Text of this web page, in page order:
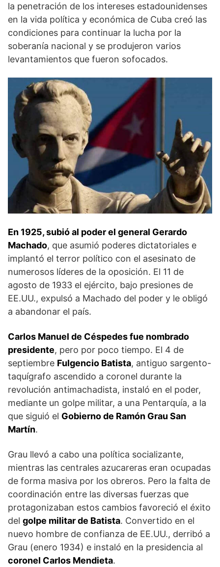
la penetración de los intereses estadounidenses
en la vida política y económica de Cuba creó las
condiciones para continuar la lucha por la
soberanía nacional y se produjeron varios
levantamientos que fueron sofocados.
En 1925, subió al poder el general Gerardo
Machado, que asumió poderes dictatoriales e
implantó el terror político con el asesinato de
numerosos líderes de la oposición. El 11 de
agosto de 1933 el ejército, bajo presiones de
EE.UU., expulsó a Machado del poder y le obligó
a abandonar el país.
Carlos Manuel de Céspedes fue nombrado
presidente, pero por poco tiempo. El 4 de
septiembre Fulgencio Batista, antiguo sargento-
taquígrafo ascendido a coronel durante la
revolución antimachadista, instaló en el poder,
mediante un golpe militar, a una Pentarquía, a la
que siguió el Gobierno de Ramón Grau San
Martín.
Grau llevó a cabo una política socializante,
mientras las centrales azucareras eran ocupadas
de forma masiva por los obreros. Pero la falta de
coordinación entre las diversas fuerzas que
protagonizaban estos cambios favoreció el éxito
del golpe militar de Batista. Convertido en el
nuevo hombre de confianza de EE.UU., derribó a
Grau (enero 1934) e instaló en la presidencia al
coronel Carlos Mendieta.